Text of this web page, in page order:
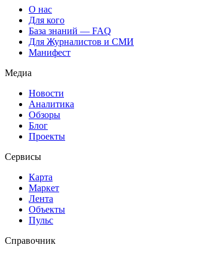
О нас
Для кого
База знаний — FAQ
Для Журналистов и СМИ
Манифест
Медиа
Новости
Аналитика
Обзоры
Блог
Проекты
Сервисы
Карта
Маркет
Лента
Объекты
Пульс
Справочник